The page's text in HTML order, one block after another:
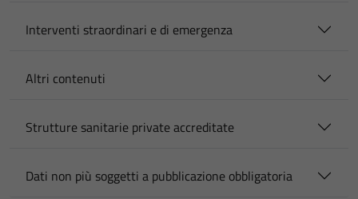
Interventi straordinari e di emergenza
Altri contenuti
Strutture sanitarie private accreditate
Dati non più soggetti a pubblicazione obbligatoria